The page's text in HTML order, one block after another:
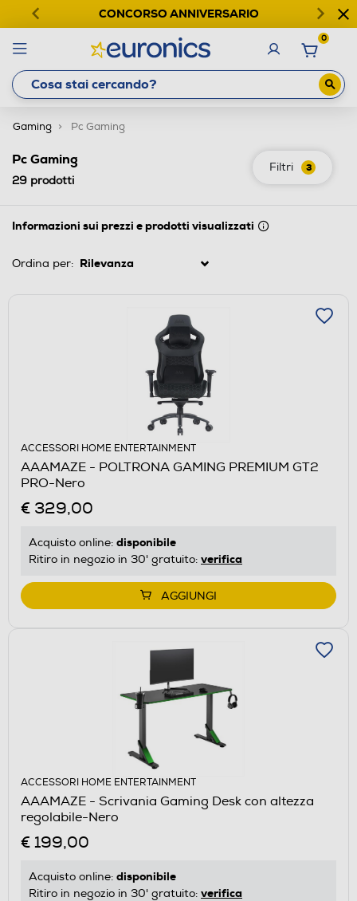
CONCORSO ANNIVERSARIO
0
Gaming Pc Gaming
Filtri 3
Pc Gaming
29 prodotti
Informazioni sui prezzi e prodotti visualizzati
Ordina per:
ACCESSORI HOME ENTERTAINMENT
AAAMAZE - POLTRONA GAMING PREMIUM GT2
PRO-Nero
€ 329,00
Acquisto online: disponibile
Ritiro in negozio in 30' gratuito: verifica
AGGIUNGI
ACCESSORI HOME ENTERTAINMENT
AAAMAZE - Scrivania Gaming Desk con altezza
regolabile-Nero
€ 199,00
Acquisto online: disponibile
Ritiro in negozio in 30' gratuito: verifica